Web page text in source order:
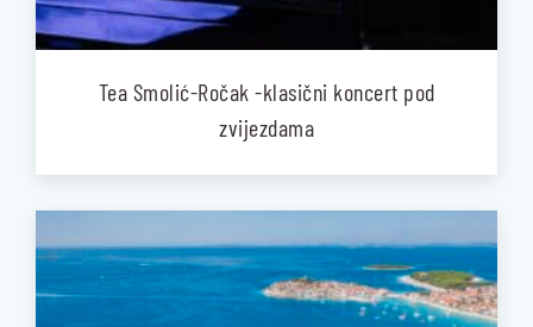
Tea Smolić-Ročak -klasični koncert pod
zvijezdama